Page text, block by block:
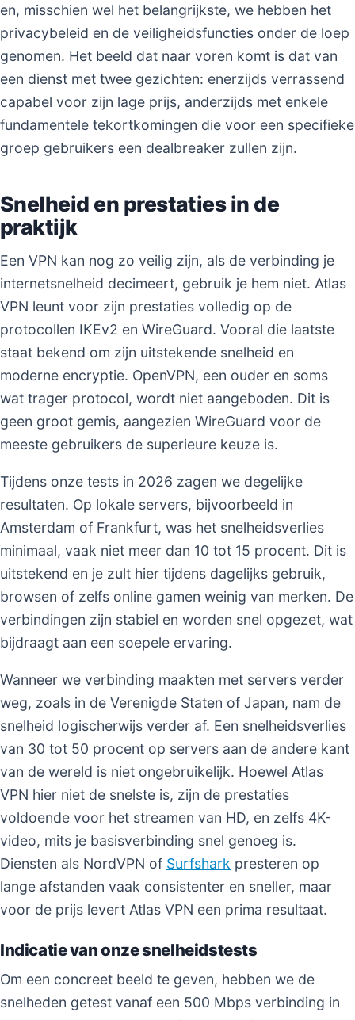
en, misschien wel het belangrijkste, we hebben het
privacybeleid en de veiligheidsfuncties onder de loep
genomen. Het beeld dat naar voren komt is dat van
een dienst met twee gezichten: enerzijds verrassend
capabel voor zijn lage prijs, anderzijds met enkele
fundamentele tekortkomingen die voor een specifieke
groep gebruikers een dealbreaker zullen zijn.
Snelheid en prestaties in de
praktijk
Een VPN kan nog zo veilig zijn, als de verbinding je
internetsnelheid decimeert, gebruik je hem niet. Atlas
VPN leunt voor zijn prestaties volledig op de
protocollen IKEv2 en WireGuard. Vooral die laatste
staat bekend om zijn uitstekende snelheid en
moderne encryptie. OpenVPN, een ouder en soms
wat trager protocol, wordt niet aangeboden. Dit is
geen groot gemis, aangezien WireGuard voor de
meeste gebruikers de superieure keuze is.
Tijdens onze tests in 2026 zagen we degelijke
resultaten. Op lokale servers, bijvoorbeeld in
Amsterdam of Frankfurt, was het snelheidsverlies
minimaal, vaak niet meer dan 10 tot 15 procent. Dit is
uitstekend en je zult hier tijdens dagelijks gebruik,
browsen of zelfs online gamen weinig van merken. De
verbindingen zijn stabiel en worden snel opgezet, wat
bijdraagt aan een soepele ervaring.
Wanneer we verbinding maakten met servers verder
weg, zoals in de Verenigde Staten of Japan, nam de
snelheid logischerwijs verder af. Een snelheidsverlies
van 30 tot 50 procent op servers aan de andere kant
van de wereld is niet ongebruikelijk. Hoewel Atlas
VPN hier niet de snelste is, zijn de prestaties
voldoende voor het streamen van HD, en zelfs 4K-
video, mits je basisverbinding snel genoeg is.
Diensten als NordVPN of Surfshark presteren op
lange afstanden vaak consistenter en sneller, maar
voor de prijs levert Atlas VPN een prima resultaat.
Indicatie van onze snelheidstests
Om een concreet beeld te geven, hebben we de
snelheden getest vanaf een 500 Mbps verbinding in